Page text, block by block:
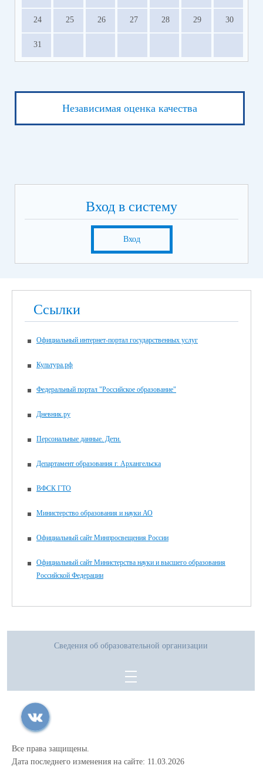
24 25 26 27 28 29 30
31
Независимая оценка качества
Вход в систему
Вход
Ссылки
Официальный интернет-портал государственных услуг
Культура.рф
Федеральный портал "Российское образование"
Дневник.ру
Персональные данные. Дети.
Департамент образования г. Архангельска
ВФСК ГТО
Министерство образования и науки АО
Официальный сайт Минпросвещения России
Официальный сайт Министерства науки и высшего образования
Российской Федерации
Сведения об образовательной организации
Все права защищены.
Дата последнего изменения на сайте: 11.03.2026